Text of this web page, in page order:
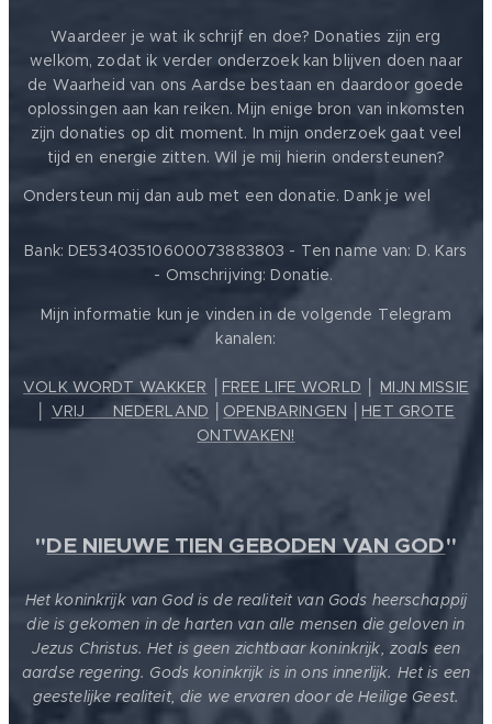
Waardeer je wat ik schrijf en doe? Donaties zijn erg
welkom, zodat ik verder onderzoek kan blijven doen naar
de Waarheid van ons Aardse bestaan en daardoor goede
oplossingen aan kan reiken. Mijn enige bron van inkomsten
zijn donaties op dit moment. In mijn onderzoek gaat veel
tijd en energie zitten. Wil je mij hierin ondersteunen?
Ondersteun mij dan aub met een donatie. Dank je wel
Bank: DE53403510600073883803 - Ten name van: D. Kars
- Omschrijving: Donatie.
Mijn informatie kun je vinden in de volgende Telegram
kanalen:
VOLK WORDT WAKKER FREE LIFE WORLD
MIJN MISSIE
VRIJ ❤️ NEDERLAND OPENBARINGEN
HET GROTE
ONTWAKEN!
"DE NIEUWE TIEN GEBODEN VAN GOD"
Het koninkrijk van God is de realiteit van Gods heerschappij
die is gekomen in de harten van alle mensen die geloven in
Jezus Christus. Het is geen zichtbaar koninkrijk, zoals een
aardse regering. Gods koninkrijk is in ons innerlijk. Het is een
geestelijke realiteit, die we ervaren door de Heilige Geest.